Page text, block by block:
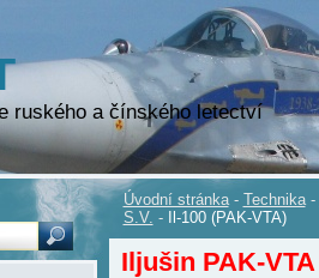
ruského a čínského letectví
Úvodní stránka - Technika -
S.V. - Il-100 (PAK-VTA)
Iljušin PAK-VTA